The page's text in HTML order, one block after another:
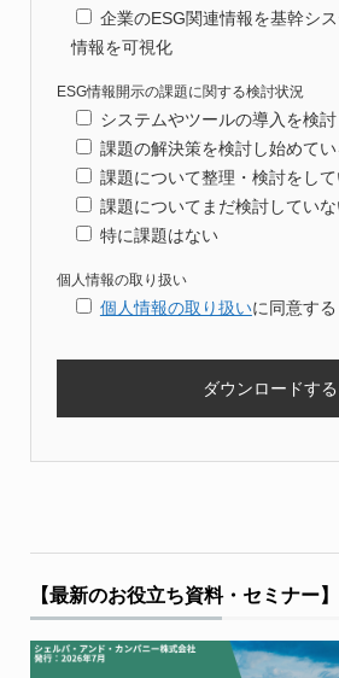
企業のESG関連情報を基幹シ
情報を可視化
ESG情報開示の課題に関する検討状況
システムやツールの導入を検
課題の解決策を検討し始めてい
課題について整理・検討をして
課題についてまだ検討してい
特に課題はない
個人情報の取り扱い
個人情報の取り扱いに同意する
【最新のお役立ち資料・セミナー】